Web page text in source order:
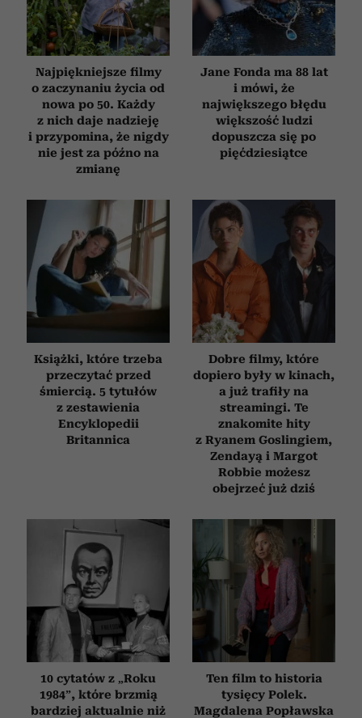
Najpiękniejsze filmy
o zaczynaniu życia od
nowa po 50. Każdy
z nich daje nadzieję
i przypomina, że nigdy
nie jest za późno na
zmianę
Jane Fonda ma 88 lat
i mówi, że
największego błędu
większość ludzi
dopuszcza się po
pięćdziesiątce
Książki, które trzeba
przeczytać przed
śmiercią. 5 tytułów
z zestawienia
Encyklopedii
Britannica
Dobre filmy, które
dopiero były w kinach,
a już trafiły na
streamingi. Te
znakomite hity
z Ryanem Goslingiem,
Zendayą i Margot
Robbie możesz
obejrzeć już dziś
10 cytatów z „Roku
1984”, które brzmią
bardziej aktualnie niż
Ten film to historia
tysięcy Polek.
Magdalena Popławska